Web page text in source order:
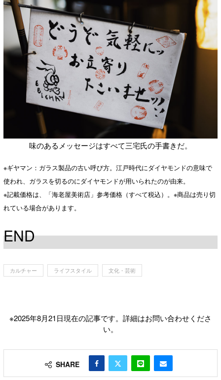
味のあるメッセージはすべて三宅氏の手書きだ。
※ギヤマン：ガラス製品の古い呼び方。江戸時代にダイヤモンドの意味で
使われ、ガラスを切るのにダイヤモンドが用いられたのが由来。
※記載価格は、「海老屋美術店」参考価格（すべて税込）。※商品は売り切
れている場合があります。
END
カルチャー ライフスタイル 文化・芸術
※2025年8月21日現在の記事です。詳細はお問い合わせくださ
い。
SHARE